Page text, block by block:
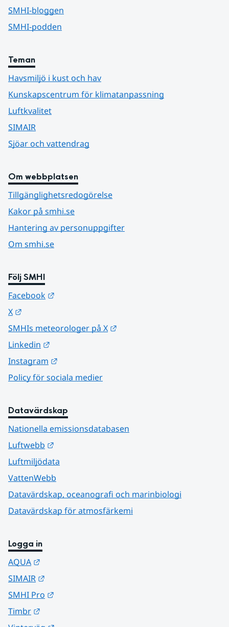
SMHI-bloggen
SMHI-podden
Teman
Havsmiljö i kust och hav
Kunskapscentrum för klimatanpassning
Luftkvalitet
SIMAIR
Sjöar och vattendrag
Om webbplatsen
Tillgänglighetsredogörelse
Kakor på smhi.se
Hantering av personuppgifter
Om smhi.se
Följ SMHI
Facebook
X
SMHIs meteorologer på X
Linkedin
Instagram
Policy för sociala medier
Datavärdskap
Nationella emissionsdatabasen
Luftwebb
Luftmiljödata
VattenWebb
Datavärdskap, oceanografi och marinbiologi
Datavärdskap för atmosfärkemi
Logga in
AQUA
SIMAIR
SMHI Pro
Timbr